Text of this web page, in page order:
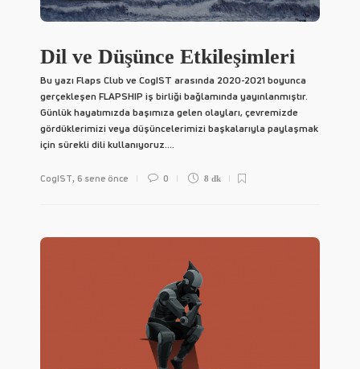
Dil ve Düşünce Etkileşimleri
Bu yazı Flaps Club ve CogIST arasında 2020-2021 boyunca
gerçekleşen FLAPSHIP iş birliği bağlamında yayınlanmıştır.
Günlük hayatımızda başımıza gelen olayları, çevremizde
gördüklerimizi veya düşüncelerimizi başkalarıyla paylaşmak
için sürekli dili kullanıyoruz....
CogIST, 6 sene önce 0 8 dk